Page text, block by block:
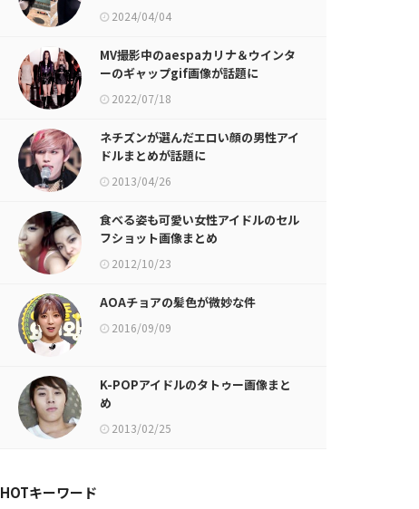
2024/04/04
MV撮影中のaespaカリナ＆ウインタ
ーのギャップgif画像が話題に
2022/07/18
ネチズンが選んだエロい顔の男性アイ
ドルまとめが話題に
2013/04/26
食べる姿も可愛い女性アイドルのセル
フショット画像まとめ
2012/10/23
AOAチョアの髪色が微妙な件
2016/09/09
K-POPアイドルのタトゥー画像まと
め
2013/02/25
HOTキーワード